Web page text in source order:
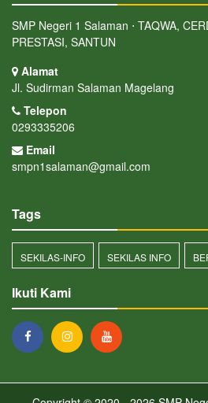
SMP Negeri 1 Salaman ⋅ TAQWA,
PRESTASI, SANTUN
Alamat
Jl. Sudirman Salaman Magelang
Telepon
0293335206
Email
smpn1salaman@gmail.com
Tags
SEKILAS-INFO SEKILAS INFO
Ikuti Kami